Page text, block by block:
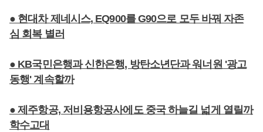
● 현대차 제네시스, EQ900를 G90으로 모두 바꿔 자존
심 회복 별러
● KB국민은행과 신한은행, 방탄소년단과 워너원 '광고
동행' 계속할까
● 제주항공, 저비용항공사에도 중국 하늘길 넓게 열릴까
학수고대